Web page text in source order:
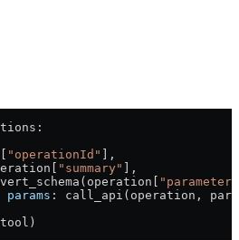
"operationId"
],
"summary"
],
params : call_api(operation,